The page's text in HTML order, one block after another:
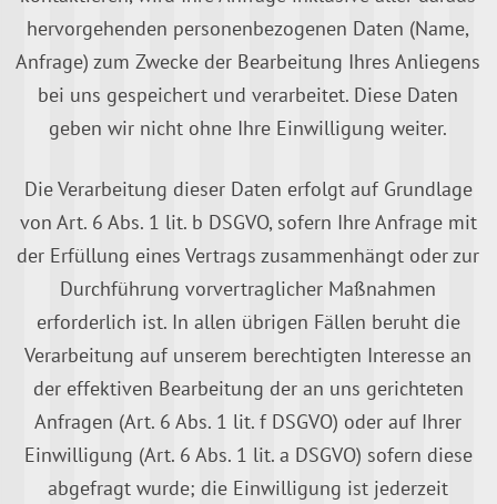
hervorgehenden personenbezogenen Daten (Name,
Anfrage) zum Zwecke der Bearbeitung Ihres Anliegens
bei uns gespeichert und verarbeitet. Diese Daten
geben wir nicht ohne Ihre Einwilligung weiter.
Die Verarbeitung dieser Daten erfolgt auf Grundlage
von Art. 6 Abs. 1 lit. b DSGVO, sofern Ihre Anfrage mit
der Erfüllung eines Vertrags zusammenhängt oder zur
Durchführung vorvertraglicher Maßnahmen
erforderlich ist. In allen übrigen Fällen beruht die
Verarbeitung auf unserem berechtigten Interesse an
der effektiven Bearbeitung der an uns gerichteten
Anfragen (Art. 6 Abs. 1 lit. f DSGVO) oder auf Ihrer
Einwilligung (Art. 6 Abs. 1 lit. a DSGVO) sofern diese
abgefragt wurde; die Einwilligung ist jederzeit